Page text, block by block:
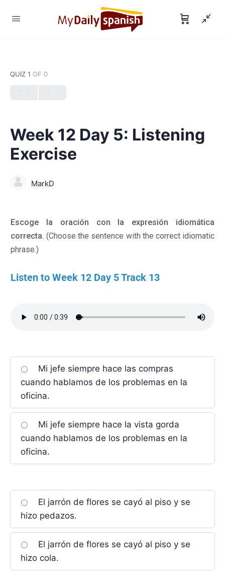
QUIZ 1 OF 0
Week 12 Day 5: Listening
Exercise
MarkD
Escoge la oración con la expresión idiomática
correcta.(Choose the sentence with the correct idiomatic
phrase.)
Listen to Week 12 Day 5 Track 13
Mi jefe siempre hace las compras
cuando hablamos de los problemas en la
oficina.
Mi jefe siempre hace la vista gorda
cuando hablamos de los problemas en la
oficina.
El jarrón de flores se cayó al piso y se
hizo pedazos.
El jarrón de flores se cayó al piso y se
hizo cola.